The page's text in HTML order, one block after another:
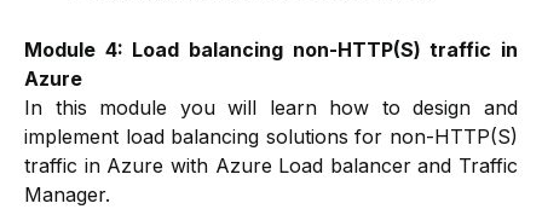
Module 4: Load balancing non-HTTP(S) traffic in
Azure
In this module you will learn how to design and
implement load balancing solutions for non-HTTP(S)
traffic in Azure with Azure Load balancer and Traffic
Manager.